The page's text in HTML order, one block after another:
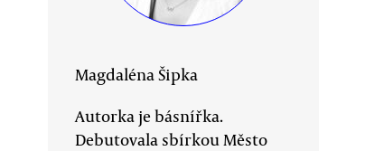
Magdaléna Šipka
Autorka je básnířka.
Debutovala sbírkou Město